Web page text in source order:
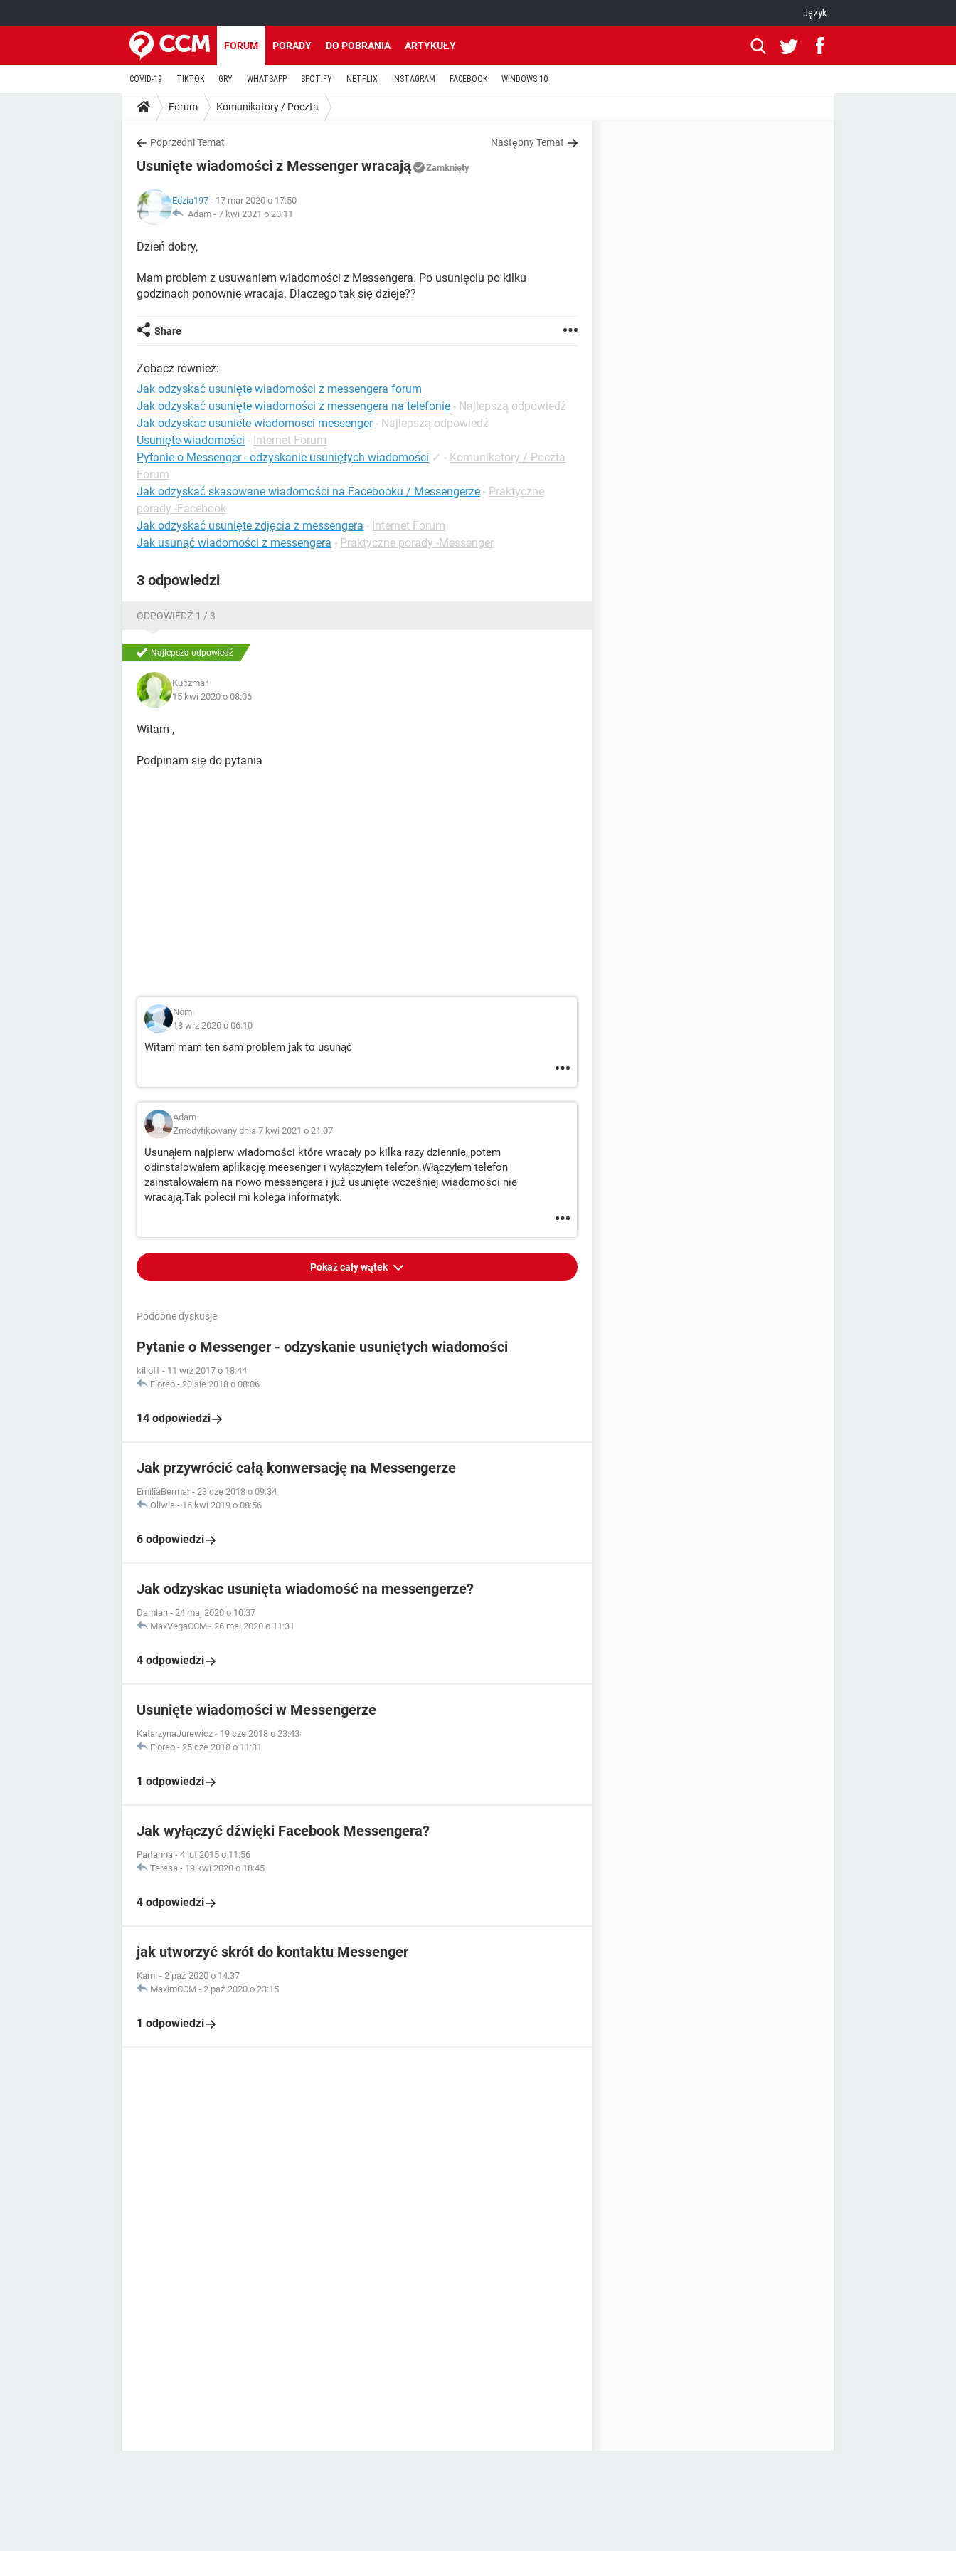
Język
FORUM PORADY DO POBRANIA ARTYKUŁY
COVID-19 TIKTOK GRY WHATSAPP SPOTIFY NETFLIX INSTAGRAM FACEBOOK WINDOWS 10
Forum Komunikatory / Poczta
Poprzedni Temat Następny Temat
Usunięte wiadomości z Messenger wracają Zamknięty
Edzia197 - 17 mar 2020 o 17:50
Adam - 7 kwi 2021 o 20:11
Dzień dobry,
Mam problem z usuwaniem wiadomości z Messengera. Po usunięciu po kilku
godzinach ponownie wracaja. Dlaczego tak się dzieje??
Share
Zobacz również:
Jak odzyskać usunięte wiadomości z messengera forum
Jak odzyskać usunięte wiadomości z messengera na telefonie - Najlepszą odpowiedź
Jak odzyskac usuniete wiadomosci messenger - Najlepszą odpowiedź
Usunięte wiadomości - Internet Forum
Pytanie o Messenger - odzyskanie usuniętych wiadomości ✓ - Komunikatory / Poczta
Forum
Jak odzyskać skasowane wiadomości na Facebooku / Messengerze - Praktyczne
porady -Facebook
Jak odzyskać usunięte zdjęcia z messengera - Internet Forum
Jak usunąć wiadomości z messengera - Praktyczne porady -Messenger
3 odpowiedzi
ODPOWIEDŹ 1 / 3
Najlepsza odpowiedź
Kuczmar
15 kwi 2020 o 08:06
Witam ,
Podpinam się do pytania
Nomi
18 wrz 2020 o 06:10
Witam mam ten sam problem jak to usunąć
Adam
Zmodyfikowany dnia 7 kwi 2021 o 21:07
Usunąłem najpierw wiadomości które wracały po kilka razy dziennie,,potem
odinstalowałem aplikację meesenger i wyłączyłem telefon.Włączyłem telefon
zainstalowałem na nowo messengera i już usunięte wcześniej wiadomości nie
wracają.Tak polecił mi kolega informatyk.
Pokaż cały wątek
Podobne dyskusje
Pytanie o Messenger - odzyskanie usuniętych wiadomości
killoff - 11 wrz 2017 o 18:44
Floreo - 20 sie 2018 o 08:06
14 odpowiedzi
Jak przywrócić całą konwersację na Messengerze
EmiliaBermar - 23 cze 2018 o 09:34
Oliwia - 16 kwi 2019 o 08:56
6 odpowiedzi
Jak odzyskac usunięta wiadomość na messengerze?
Damian - 24 maj 2020 o 10:37
MaxVegaCCM - 26 maj 2020 o 11:31
4 odpowiedzi
Usunięte wiadomości w Messengerze
KatarzynaJurewicz - 19 cze 2018 o 23:43
Floreo - 25 cze 2018 o 11:31
1 odpowiedzi
Jak wyłączyć dźwięki Facebook Messengera?
Partanna - 4 lut 2015 o 11:56
Teresa - 19 kwi 2020 o 18:45
4 odpowiedzi
jak utworzyć skrót do kontaktu Messenger
Kami - 2 paź 2020 o 14:37
MaximCCM - 2 paź 2020 o 23:15
1 odpowiedzi